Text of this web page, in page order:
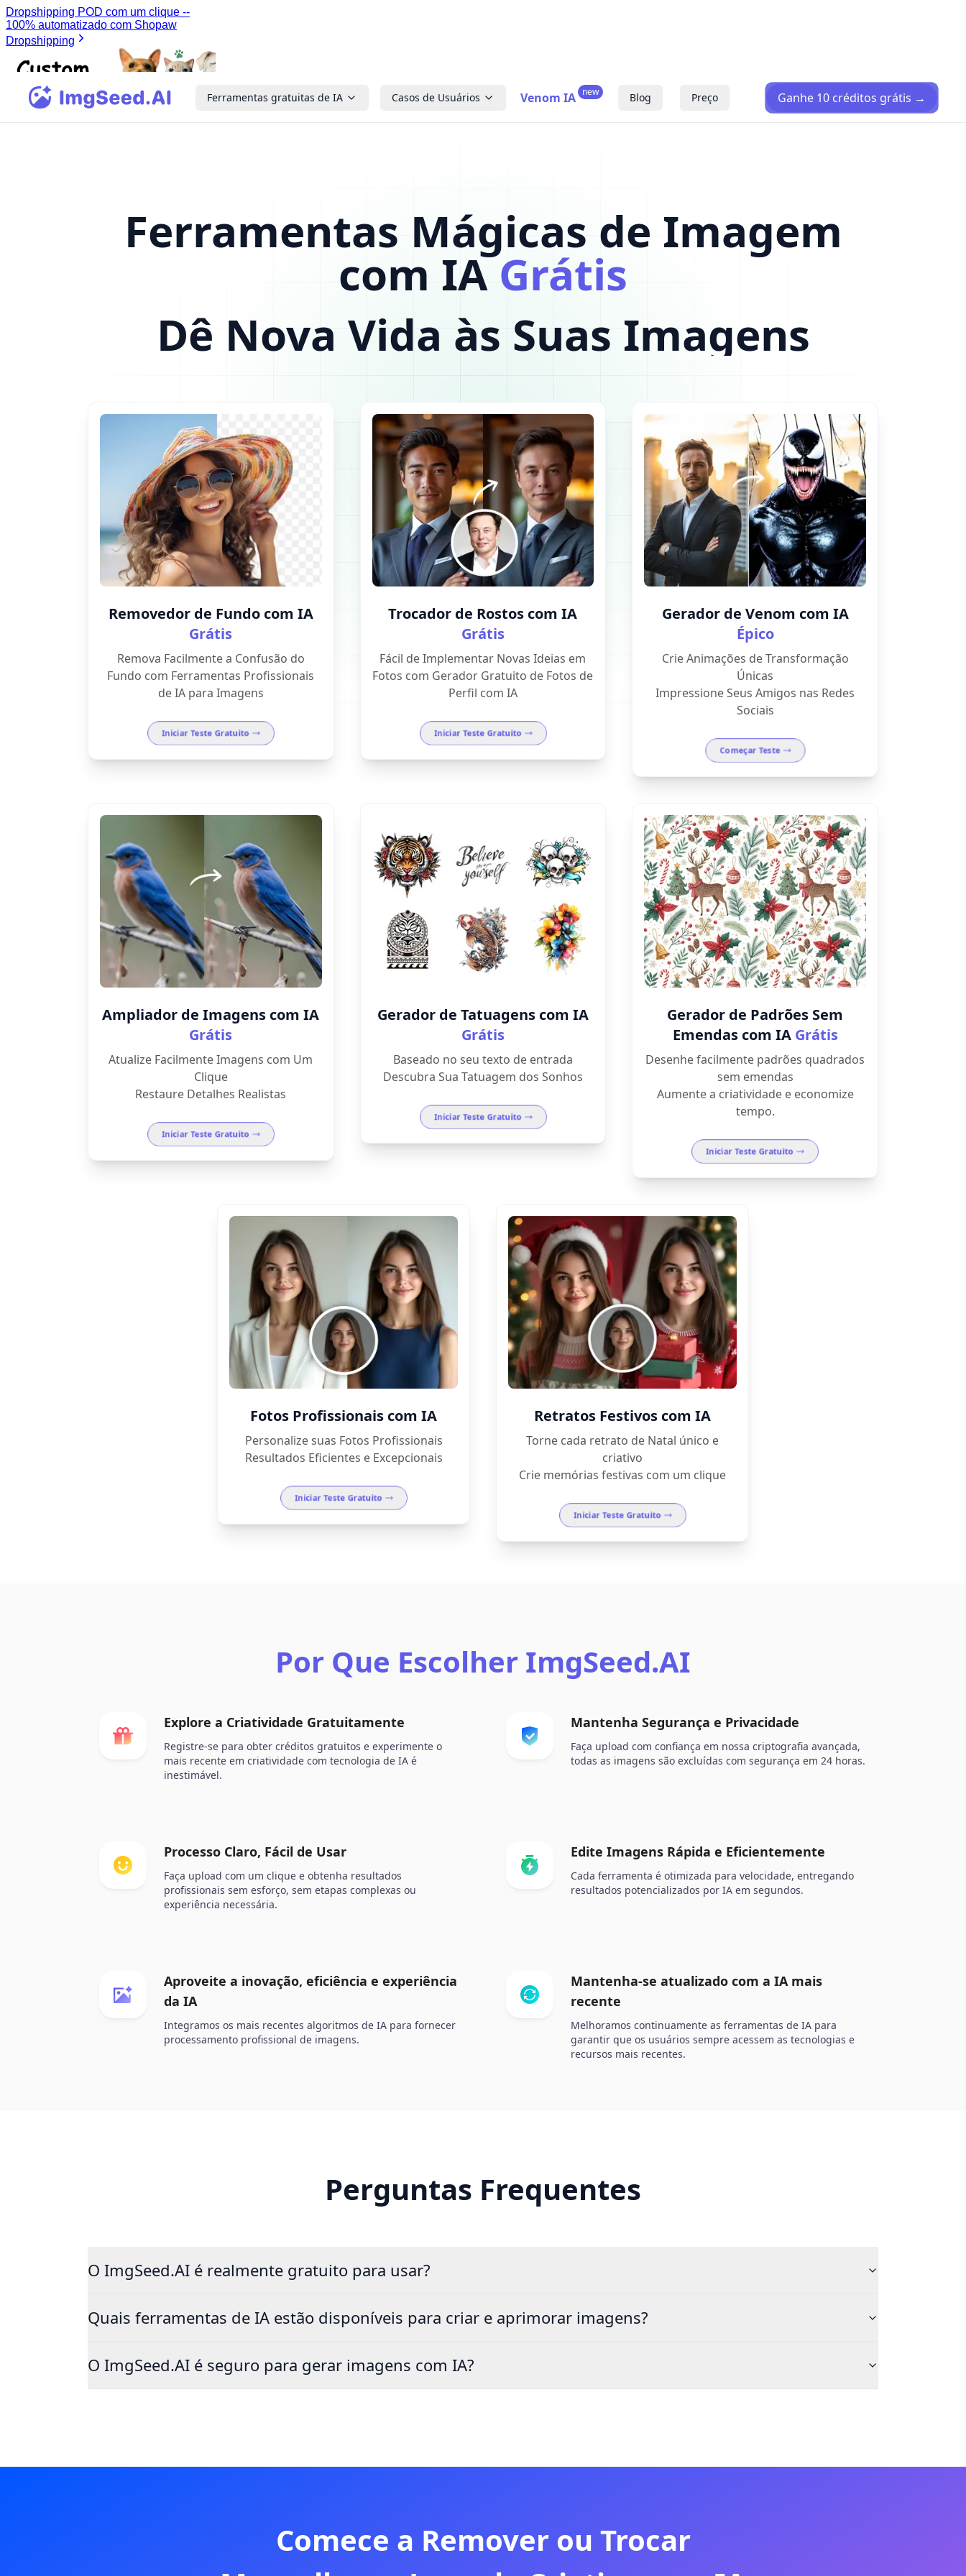
Ferramentas gratuitas de IA Casos de Usuários Venom IA new Blog Preço Ganhe 10 créditos grátis →
Ferramentas Mágicas de Imagem
com IAGrátis
Dê Nova Vida às Suas Imagens
Removedor de Fundo com IA
Grátis
Remova Facilmente a Confusão do
Fundo com Ferramentas Profissionais
de IA para Imagens
Iniciar Teste Gratuito
Trocador de Rostos com IA
Grátis
Fácil de Implementar Novas Ideias em
Fotos com Gerador Gratuito de Fotos de
Perfil com IA
Iniciar Teste Gratuito
Gerador de Venom com IA
Épico
Crie Animações de Transformação
Únicas
Impressione Seus Amigos nas Redes
Sociais
Começar Teste
Ampliador de Imagens com IA
Grátis
Atualize Facilmente Imagens com Um
Clique
Restaure Detalhes Realistas
Iniciar Teste Gratuito
Gerador de Tatuagens com IA
Grátis
Baseado no seu texto de entrada
Descubra Sua Tatuagem dos Sonhos
Iniciar Teste Gratuito
Gerador de Padrões Sem
Emendas com IA Grátis
Desenhe facilmente padrões quadrados
sem emendas
Aumente a criatividade e economize
tempo.
Iniciar Teste Gratuito
Fotos Profissionais com IA
Personalize suas Fotos Profissionais
Resultados Eficientes e Excepcionais
Iniciar Teste Gratuito
Retratos Festivos com IA
Torne cada retrato de Natal único e
criativo
Crie memórias festivas com um clique
Iniciar Teste Gratuito
Por Que Escolher ImgSeed.AI
Explore a Criatividade Gratuitamente
Registre-se para obter créditos gratuitos e experimente o
mais recente em criatividade com tecnologia de IA é
inestimável.
Mantenha Segurança e Privacidade
Faça upload com confiança em nossa criptografia avançada,
todas as imagens são excluídas com segurança em 24 horas.
Processo Claro, Fácil de Usar
Faça upload com um clique e obtenha resultados
profissionais sem esforço, sem etapas complexas ou
experiência necessária.
Edite Imagens Rápida e Eficientemente
Cada ferramenta é otimizada para velocidade, entregando
resultados potencializados por IA em segundos.
Aproveite a inovação, eficiência e experiência
da IA
Integramos os mais recentes algoritmos de IA para fornecer
processamento profissional de imagens.
Mantenha-se atualizado com a IA mais
recente
Melhoramos continuamente as ferramentas de IA para
garantir que os usuários sempre acessem as tecnologias e
recursos mais recentes.
Perguntas Frequentes
O ImgSeed.AI é realmente gratuito para usar?
Quais ferramentas de IA estão disponíveis para criar e aprimorar imagens?
O ImgSeed.AI é seguro para gerar imagens com IA?
Comece a Remover ou Trocar